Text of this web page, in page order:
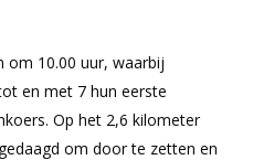
om 10.00 uur, waarbij
en met 7 hun eerste
Op het 2,6 kilometer
om door te zetten en